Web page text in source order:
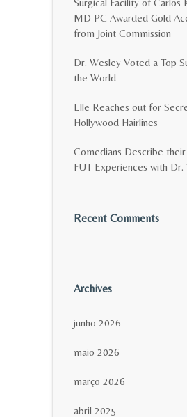
Surgical Facility of Carlos
MD PC Awarded Gold
from Joint Commission
Dr. Wesley Voted a Top
the World
Elle Reaches out for
Hollywood Hairlines
Comedians Describe their
FUT Experiences with Dr.
Recent Comments
Archives
junho 2026
maio 2026
março 2026
abril 2025